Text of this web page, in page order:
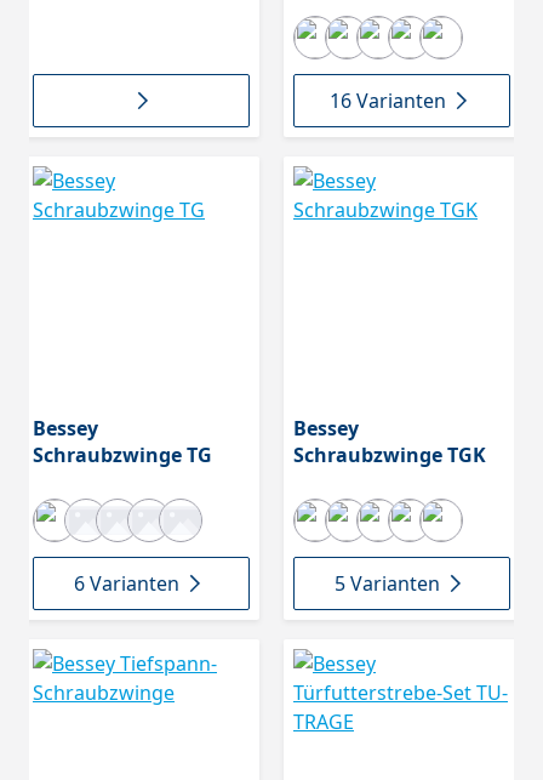
Oberfläche,
16 Varianten
Bessey
Schraubzwinge TG
6 Varianten
Bessey
Schraubzwinge TGK
5 Varianten